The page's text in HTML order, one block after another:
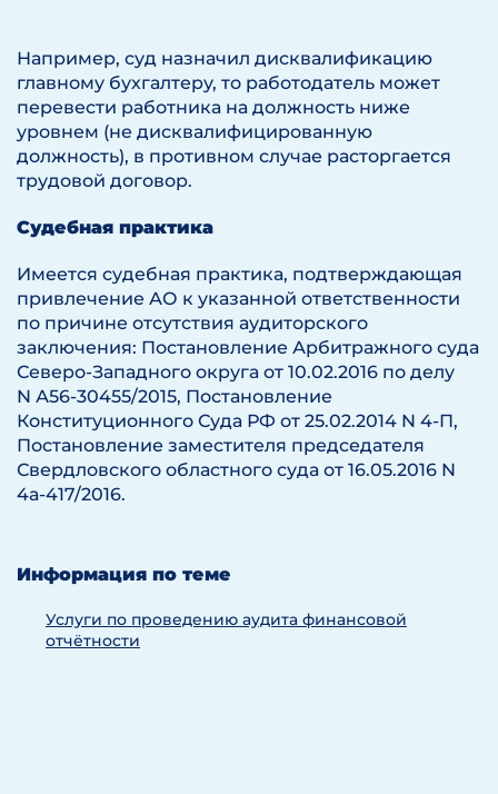
Например, суд назначил дисквалификацию
главному бухгалтеру, то работодатель может
перевести работника на должность ниже
уровнем (не дисквалифицированную
должность), в противном случае расторгается
трудовой договор.
Судебная практика
Имеется судебная практика, подтверждающая
привлечение АО к указанной ответственности
по причине отсутствия аудиторского
заключения: Постановление Арбитражного суда
Северо-Западного округа от 10.02.2016 по делу
N А56-30455/2015, Постановление
Конституционного Суда РФ от 25.02.2014 N 4-П,
Постановление заместителя председателя
Свердловского областного суда от 16.05.2016 N
4а-417/2016.
Информация по теме
Услуги по проведению аудита финансовой
отчётности